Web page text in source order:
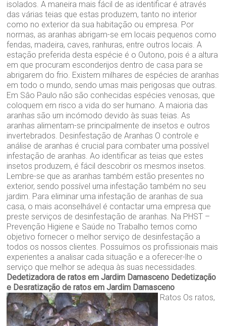
isolados. A maneira mais fácil de as identificar é através
das várias teias que estas produzem, tanto no interior
como no exterior da sua habitação ou empresa. Por
normas, as aranhas abrigam-se em locais pequenos como
fendas, madeira, caves, ranhuras, entre outros locais. A
estação preferida desta espécie é o Outono, pois é a altura
em que procuram esconderijos dentro de casa para se
abrigarem do frio. Existem milhares de espécies de aranhas
em todo o mundo, sendo umas mais perigosas que outras.
Em Sâo Paulo não são conhecidas espécies venosas, que
coloquem em risco a vida do ser humano. A maioria das
aranhas são um incómodo devido às suas teias. As
aranhas alimentam-se principalmente de insetos e outros
invertebrados. Desinfestação de Aranhas O controle e
análise de aranhas é crucial para combater uma possível
infestação de aranhas. Ao identificar as teias que estes
insetos produzem, é fácil descobrir os mesmos insetos.
Lembre-se que as aranhas também estão presentes no
exterior, sendo possível uma infestação também no seu
jardim. Para eliminar uma infestação de aranhas de sua
casa, o mais aconselhável é contactar uma empresa que
preste serviços de desinfestação de aranhas. Na PHST –
Prevenção Higiene e Saúde no Trabalho temos como
objetivo fornecer o melhor serviço de desinfestação a
todos os nossos clientes. Possuímos os profissionais mais
experientes a analisar cada situação e a oferecer-lhe o
serviço que melhor se adequa às suas necessidades.
Dedetizadora de ratos em Jardim Damasceno Dedetização
e Desratização de ratos em Jardim Damasceno
Ratos Os ratos,